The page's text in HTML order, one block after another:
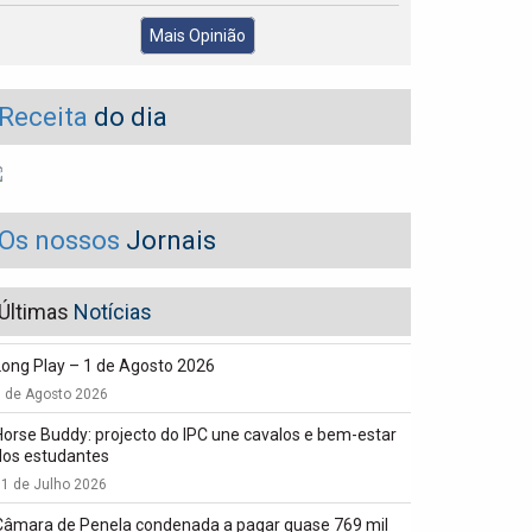
Mais Opinião
do dia
nossos Jornais
Notícias
Play – 1 de Agosto 2026
de Agosto 2026
Buddy: projecto do IPC une cavalos e bem-estar
estudantes
de Julho 2026
de Penela condenada a pagar quase 769 mil